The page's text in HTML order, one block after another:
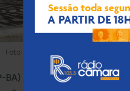
Foto: Joá Souza/GOVBA
BA) ingressou com